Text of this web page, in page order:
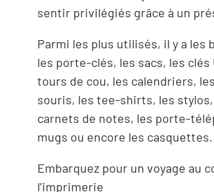
sentir privilégiés grâce à un
Parmi les plus utilisés, il y a les
les porte-clés, les sacs, les clés
tours de cou, les calendriers,
souris, les tee-shirts, les
carnets de notes, les porte-
mugs ou encore les casquettes.
Embarquez pour un voyage au
l’imprimerie